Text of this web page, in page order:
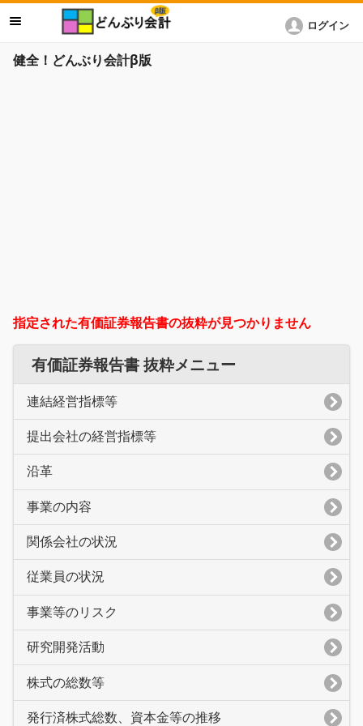
健全！どんぶり会計β版
ログイン
指定された有価証券報告書の抜粋が見つかりません
有価証券報告書 抜粋メニュー
連結経営指標等
提出会社の経営指標等
沿革
事業の内容
関係会社の状況
従業員の状況
事業等のリスク
研究開発活動
株式の総数等
発行済株式総数、資本金等の推移